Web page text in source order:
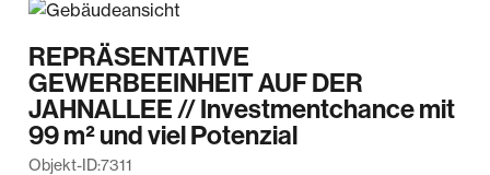
REPRÄSENTATIVE
GEWERBEEINHEIT AUF DER
JAHNALLEE // Investmentchance mit
99 m² und viel Potenzial
Objekt-ID:7311